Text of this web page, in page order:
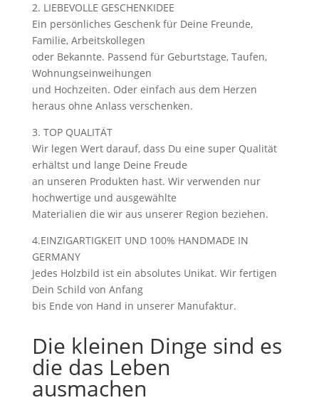
2. LIEBEVOLLE GESCHENKIDEE
Ein persönliches Geschenk für Deine Freunde,
Familie, Arbeitskollegen
oder Bekannte. Passend für Geburtstage, Taufen,
Wohnungseinweihungen
und Hochzeiten. Oder einfach aus dem Herzen
heraus ohne Anlass verschenken.
3. TOP QUALITÄT
Wir legen Wert darauf, dass Du eine super Qualität
erhältst und lange Deine Freude
an unseren Produkten hast. Wir verwenden nur
hochwertige und ausgewählte
Materialien die wir aus unserer Region beziehen.
4.EINZIGARTIGKEIT UND 100% HANDMADE IN
GERMANY
Jedes Holzbild ist ein absolutes Unikat. Wir fertigen
Dein Schild von Anfang
bis Ende von Hand in unserer Manufaktur.
Die kleinen Dinge sind es
die das Leben
ausmachen